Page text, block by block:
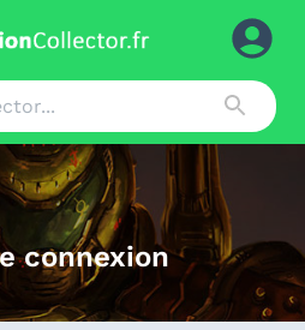
connexion